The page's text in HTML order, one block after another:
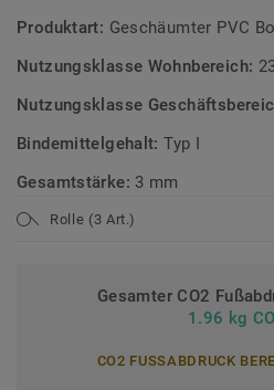
Produktart: Geschäumter PVC
Nutzungsklasse Wohnbereich:
Nutzungsklasse
Bindemittelgehalt:Typ I
Gesamtstärke: 3 mm
Rolle (3 Art.)
Gesamter CO2
1.96 kg CO
CO2 FUSSABDRUCK